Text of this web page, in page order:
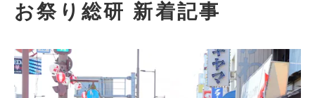
お祭り総研 新着記事